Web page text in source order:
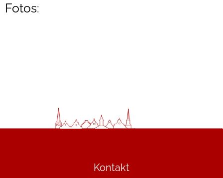
Fotos:
Kontakt